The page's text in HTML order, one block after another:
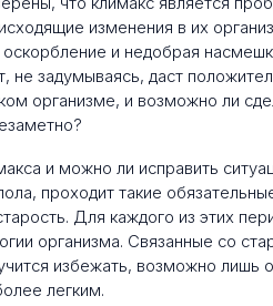
изменения в их
и недобрая
задумываясь, даст
организме, и возможно ли
проходит такие
Для каждого из этих
организма. Связанные со
избежать, возможно лишь
легким.